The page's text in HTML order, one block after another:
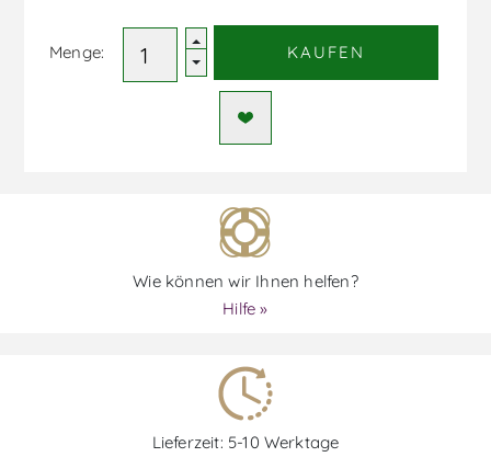
Menge: KAUFEN
Wie können wir Ihnen helfen?
Hilfe »
Lieferzeit: 5-10 Werktage